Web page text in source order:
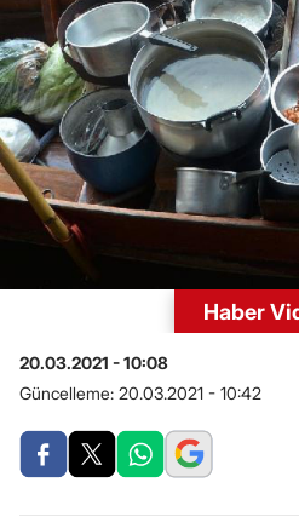
Haber
20.03.2021 - 10:08
Güncelleme: 20.03.2021 - 10:42